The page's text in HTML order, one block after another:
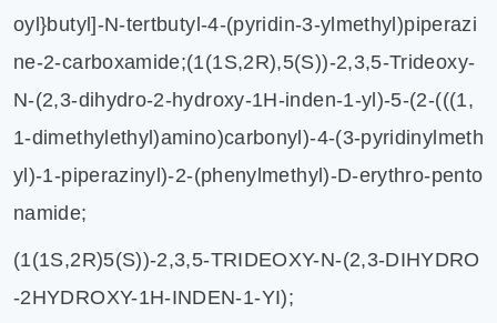
流
言
趣
问
片
oyl}butyl]-N-tertbutyl-4-(pyridin-3-ylmethyl)piperazi
ne-2-carboxamide;(1(1S,2R),5(S))-2,3,5-Trideoxy-
N-(2,3-dihydro-2-hydroxy-1H-inden-1-yl)-5-(2-(((1,
1-dimethylethyl)amino)carbonyl)-4-(3-pyridinylmeth
yl)-1-piperazinyl)-2-(phenylmethyl)-D-erythro-pento
namide;
(1(1S,2R)5(S))-2,3,5-TRIDEOXY-N-(2,3-DIHYDRO
-2HYDROXY-1H-INDEN-1-YI);